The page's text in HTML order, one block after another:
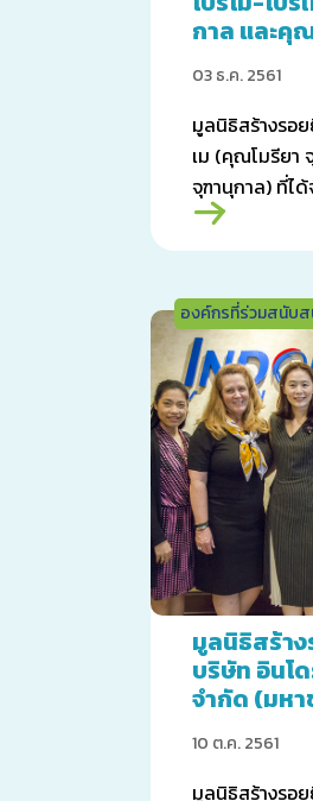
กาล และคุ
03 ธ.ค. 2561
มูลนิธิสร้างรอ
เม (คุณโมรียา
จุฑานุกาล) ที่ไ
“Mo-May
องค์กรที่ร่วมสนับ
มูลนิธิสร้า
บริษัท อินโ
จำกัด (มหา
1,000,000
10 ต.ค. 2561
มูลนิธิสร้างรอ